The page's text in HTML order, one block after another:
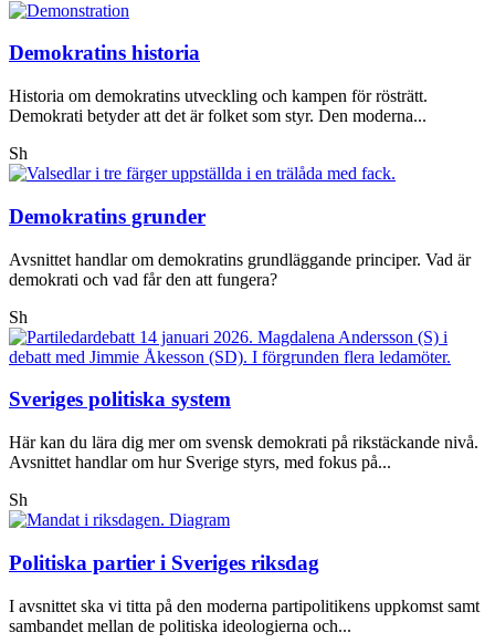
Demokratins historia
Historia om demokratins utveckling och kampen för rösträtt.
Demokrati betyder att det är folket som styr. Den moderna...
Sh
Demokratins grunder
Avsnittet handlar om demokratins grundläggande principer. Vad är
demokrati och vad får den att fungera?
Sh
Sveriges politiska system
Här kan du lära dig mer om svensk demokrati på rikstäckande nivå.
Avsnittet handlar om hur Sverige styrs, med fokus på...
Sh
Politiska partier i Sveriges riksdag
I avsnittet ska vi titta på den moderna partipolitikens uppkomst samt
sambandet mellan de politiska ideologierna och...